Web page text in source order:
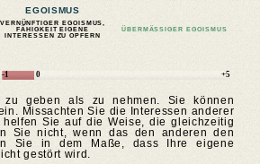
EGOISMUS
VERNÜNFTIGER EGOISMUS,
FÄHIGKEIT EIGENE
INTERESSEN ZU OPFERN
ÜBERMÄSSIGER EGOISMUS
-1 0 +5
geben als zu nehmen. Sie können
Missachten Sie die Interessen anderer
helfen Sie auf die Weise, die gleichzeitig
Sie nicht, wenn das den anderen den
Sie in dem Maße, dass Ihre eigene
gestört wird.